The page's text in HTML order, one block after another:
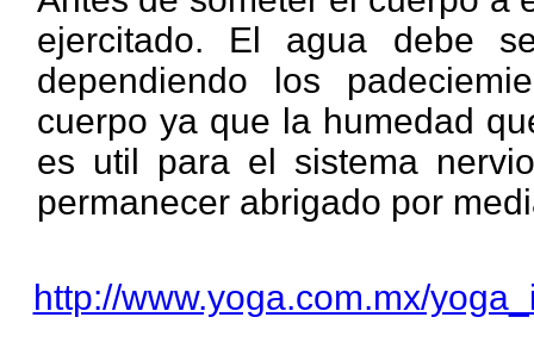
ejercitado. El agua debe
dependiendo los
cuerpo ya que la humedad
es util para el sistema
permanecer abrigado por
http://www.yoga.com.mx/